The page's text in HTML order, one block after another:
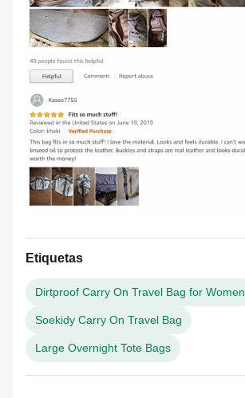
Etiquetas
Dirtproof Carry On Travel Bag for Women
Soekidy Carry On Travel Bag
Large Overnight Tote Bags